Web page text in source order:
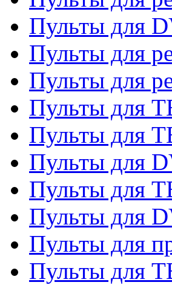
Пульты для
Пульты для
Пульты для
Пульты для
Пульты для
Пульты для
Пульты для
Пульты для
Пульты для
Пульты для